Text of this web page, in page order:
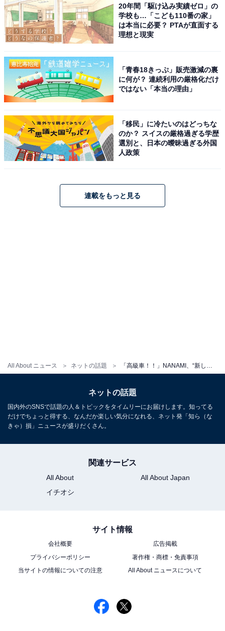
All About ニュース ネットの話題 「高級車！！」NANAMI、“新しい相棒”テスラ購入！ 名前は「Tesmi」と明かす「愛車カッコイイ」
20年間「駆け込み実績ゼロ」の
学校も…「こども110番の家」
は本当に必要？ PTAが直面する
理想と現実
「青春18きっぷ」販売激減の裏
に何が？ 連続利用の厳格化だけ
ではない「本当の理由」
「移民」に冷たいのはどっちな
のか？ スイスの厳格過ぎる学歴
選別と、日本の曖昧過ぎる外国
人政策
連載をもっと見る
ネットの話題
国内外のSNSで話題の人＆トピックをタイムリーにお届けします。知ってる
だけでちょっと得する、なんだか楽しい気分になれる、ネット発「知ら（な
きゃ）損」ニュースが盛りだくさん。
関連サービス
All About
All About Japan
イチオシ
サイト情報
会社概要
広告掲載
プライバシーポリシー
著作権・商標・免責事項
当サイトの情報についての注意
All About ニュースについて